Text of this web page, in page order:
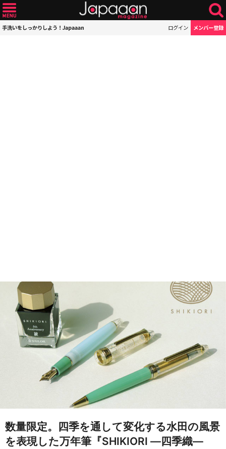
手洗いをしっかりしよう！Japaaan ログイン メンバー登録
数量限定。四季を通して変化する水田の風景
を表現した万年筆『SHIKIORI ―四季織―